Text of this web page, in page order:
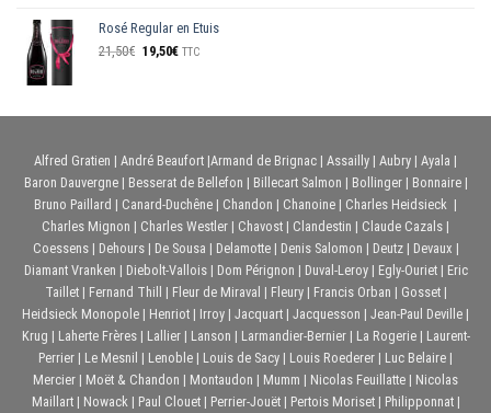
Rosé Regular en Etuis
21,50€ Le
21,50€.
19,50€Le
19,50€.
TTC
Alfred Gratien | André Beaufort |Armand de Brignac | Assailly | Aubry | Ayala |
Baron Dauvergne| Besserat de Bellefon | Billecart Salmon | Bollinger| Bonnaire|
Bruno Paillard | Canard-Duchêne | Chandon | Chanoine | Charles Heidsieck |
Charles Mignon | Charles Westler | Chavost | Clandestin | Claude Cazals |
Coessens| Dehours| De Sousa | Delamotte| Denis Salomon | Deutz| Devaux |
Diamant Vranken | Diebolt-Vallois| Dom Pérignon | Duval-Leroy| Egly-Ouriet| Eric
Taillet| Fernand Thill | Fleur de Miraval | Fleury| Francis Orban | Gosset|
Heidsieck Monopole | Henriot | Irroy | Jacquart | Jacquesson | Jean-Paul Deville |
Krug | Laherte Frères| Lallier| Lanson | Larmandier-Bernier| La Rogerie| Laurent-
Perrier | Le Mesnil | Lenoble | Louis de Sacy | Louis Roederer | Luc Belaire |
Mercier | Moët & Chandon | Montaudon | Mumm | Nicolas Feuillatte | Nicolas
Maillart| Nowack | Paul Clouet| Perrier-Jouët| Pertois Moriset| Philipponnat|